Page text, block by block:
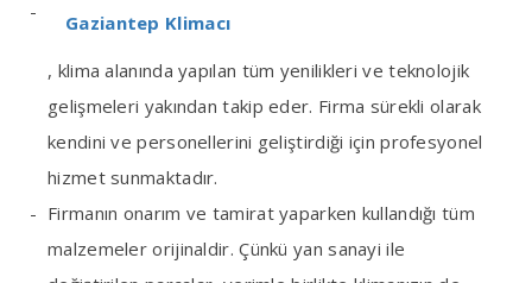
Gaziantep Klimacı
, klima alanında yapılan tüm yenilikleri ve teknolojik
gelişmeleri yakından takip eder. Firma sürekli olarak
kendini ve personellerini geliştirdiği için profesyonel
hizmet sunmaktadır.
Firmanın onarım ve tamirat yaparken kullandığı tüm
malzemeler orijinaldir. Çünkü yan sanayi ile